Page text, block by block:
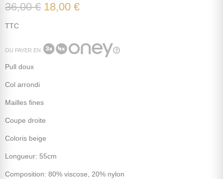
36,00 € 18,00 €
TTC
OU PAYER EN
Pull doux
Col arrondi
Mailles fines
Coupe droite
Coloris beige
Longueur: 55cm
Composition: 80% viscose, 20% nylon